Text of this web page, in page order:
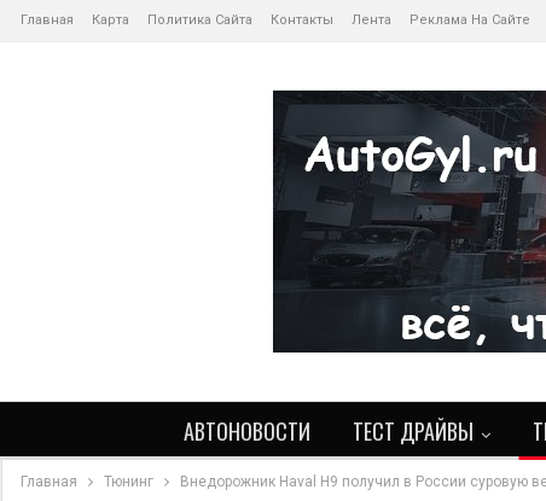
Главная Карта Политика Сайта Контакты Лента Реклама На Сайте
АВТОНОВОСТИ ТЕСТ ДРАЙВЫ
Главная Тюнинг Внедорожник Haval H9 получил в России суровую